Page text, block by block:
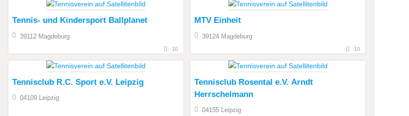
Tennis- und Kindersport Ballplanet
39112 Magdeburg
10
MTV Einheit
39124 Magdeburg
10
Tennisclub R.C. Sport e.V. Leipzig
04109 Leipzig
Tennisclub Rosental e.V. Arndt
Herrschelmann
04155 Leipzig